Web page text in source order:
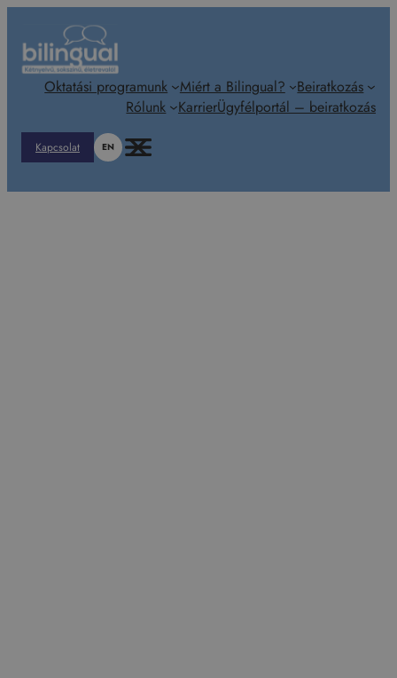
tartalomhoz
Oktatási programunk Miért a Bilingual?
Beiratkozás
Rólunk
KarrierÜgyfélportál – beiratkozás
Kapcsolat EN